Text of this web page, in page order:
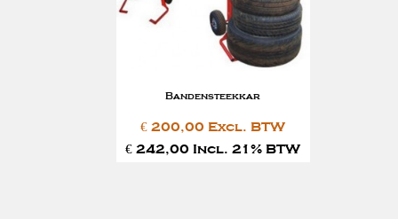
Bandensteekkar
€ 200,00 Excl. BTW
€ 242,00 Incl. 21% BTW